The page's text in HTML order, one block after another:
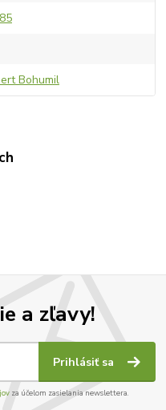
Bohumil
a zľavy!
Prihlásiť sa
za účelom zasielania newslettera.